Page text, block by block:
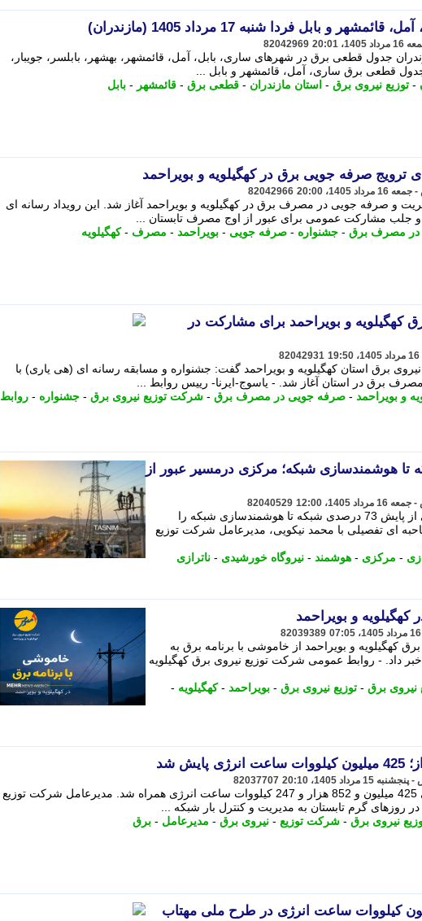
و بابل فردا شنبه 17 مرداد 1405 (مازندران)
82042969
جدول قطعی برق در شهرهای ساری، بابل، آمل، قائمشهر، بهشهر، بابلسر، جویبار،
جدول قطعی برق ساری، آمل، قائمشهر و بابل ...
- توزیع نیروی برق - استان مازندران - قطعی برق - قائمشهر - بابل
ترویج صرفه جویی برق در کهگیلویه و بویراحمد
82042966
و صرفه جویی در مصرف برق در کهگیلویه و بویراحمد آغاز شد. این رویداد رسانه ای
جلب مشارکت عمومی برای عبور از اوج مصرف تابستان ...
در مصرف برق - جشنواره - صرفه جویی - بویراحمد - مصرف -کهگیلویه
کهگیلویه و بویراحمد برای مشارکت در
82042931
برق استان کهگیلویه و بویراحمد گفت: جشنواره و مسابقه رسانه ای (هی یاری) با
برق در استان آغاز شد. - یاسوج-ایرنا- رییس روابط ...
و بویراحمد - صرفه جویی در مصرف برق - شرکت توزیع نیروی برق - جشنواره - روابط
شبکه تا هوشمندسازی شبکه؛ مرکزی درمسیر عبور از
82040529
مدیرعامل توزیع برق استان مرکزی از پایش 73 درصدی شبکه تا هوشمندسازی شبکه را
ای تفصیلی با محمد نیکویی، مدیرعامل شرکت توزیع
- مرکزی - هوشمند - نیروگاه خورشیدی - ناترازی
کهگیلویه و بویراحمد
82039389
کهگیلویه و بویراحمد از خاموشی با برنامه برق به
داد. - روابط عمومی شرکت توزیع نیروی برق کهگیلویه
برق - توزیع نیروی برق - بویراحمد -کهگیلویه -
شد
82037707
طرح ملی مهتاب در اهواز با احصای 425 میلیون و 852 هزار و 247 کیلووات ساعت انرژی همراه شد. مدیرعامل شرکت توزیع
روزهای گرم تابستان به مدیریت و کنترل بار شبکه ...
نیروی برق - شرکت توزیع - نیروی برق - مدیرعامل - برق
بیش از 425 میلیون کیلووات ساعت انرژی در طرح ملی مهتاب